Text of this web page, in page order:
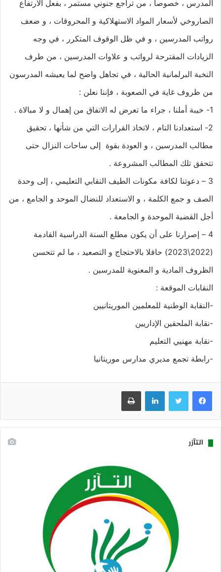
المدرس ، خصوصا ، من تراجع جنوني مستمر ، بفعل الارتفاع
الصاروخي لأسعار المواد الاستهلاكية و المحروقات ، و ضعف
رواتب المدرسين ، و في ظل الوقوف المتكرر ، في وجه
الزيادات المقترحة لرواتب و علاوات المدرسين ، من طرف
النخبة البرلمانية الحالية ، في تجاهل واضح لما يعيشه المدرسون
من ظروف غاية في الصعوبة ، فإننا نعلن :
1- خيبة أملنا ، جراء ما تعرض له الاتفاق من إهمال و لا مبالاة .
2- استعدادنا التام ، لاتخاذ القرارات التي من شأنها ، تحقيق
مطالب المدرسين ، و العودة بقوة إلى ساحات النزال حتى
تتحقق تلك المطالب المشروعة .
3 – دعوتنا لكافة مكونات الطيف النقابي التعليمي ، إلى وحدة
الصف و جمع الكلمة ، و الاستعداد للنضال الموحد و الجامع ، من
أجل القضية الموحدة و الجامعة .
4 – إصرارنا على أن يكون مطلع السنة الدراسية القادمة
(2022\2023) حافلا بالاحتجاج و التصعيد ، ما لم تتحسن
الظروف المادية و المعنوية للمدرسين .
النقابات الموقعة :
-النقابة الوطنية للمعلمين الموريتانيين
-نقابة الملحقين الإداريين
-نقابة مهنيي التعليم
-رابطة تجمع مديري مدارس موريتانيا
فيسبوك تويتر لينكدإن طباعة
التآزر